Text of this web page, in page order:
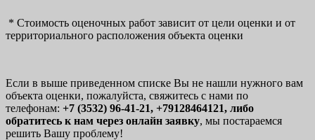
* Стоимость оценочных работ зависит от цели оценки и от
территориального расположения объекта оценки
Если в выше приведенном списке Вы не нашли нужного вам
объекта оценки, пожалуйста, свяжитесь с нами по
телефонам: +7 (3532) 96-41-21, +79128464121, либо
обратитесь к нам через онлайн заявку, мы постараемся
решить Вашу проблему!